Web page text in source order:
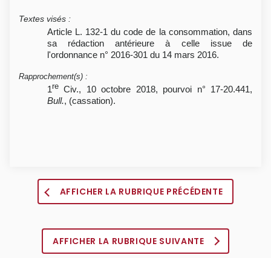
Textes visés :
Article L. 132-1 du code de la consommation, dans
sa rédaction antérieure à celle issue de
l'ordonnance n° 2016-301 du 14 mars 2016.
Rapprochement(s) :
1reCiv., 10 octobre 2018, pourvoi n° 17-20.441,
Bull., (cassation).
AFFICHER LA RUBRIQUE PRÉCÉDENTE
AFFICHER LA RUBRIQUE SUIVANTE